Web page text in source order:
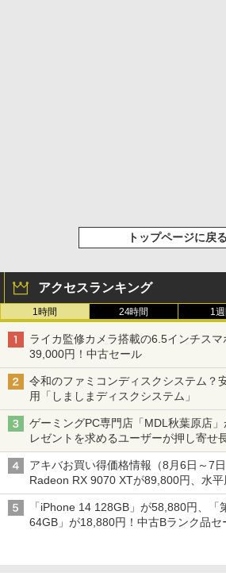
トップページに戻る
アクセスランキング
1時間 24時間 1
ライカ監修カメラ搭載の6.5インチス
39,000円！中古セール
令和のファミコンディスクシステム？
用「しましまディスクシステム」
ゲーミングPC専門店「MDL秋葉原店
レゼントを求めるユーザーが押し寄せ
アキバお買い得価格情報（8月6日～7
Radeon RX 9070 XTが89,800円、水平
型モニターが9,801円、暑さ指数連動
「iPhone 14 128GB」が58,880円、「
64GB」が18,880円！中古Bランク品セ